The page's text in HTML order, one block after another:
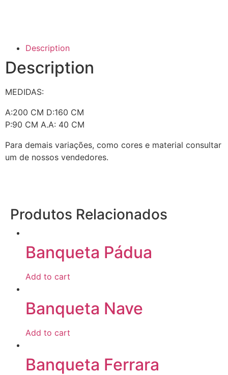
Description
Description
MEDIDAS:
A:200 CM D:160 CM
P:90 CM A.A: 40 CM
Para demais variações, como cores e material consultar
um de nossos vendedores.
Produtos Relacionados
Banqueta Pádua
Add to cart
Banqueta Nave
Add to cart
Banqueta Ferrara